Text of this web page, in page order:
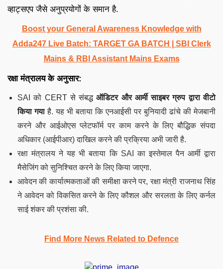
व्हाट्सएप जैसे अनुप्रयोगों के समान है.
Boost your General Awareness Knowledge with
Adda247 Live Batch: TARGET GA BATCH | SBI Clerk
Mains & RBI Assistant Mains Exams
रक्षा मंत्रालय के अनुसार:
SAI को CERT से संबद्धऑडिटर और आर्मी साइबर ग्रुप द्वारा वीटो
किया गया है. यह भी बताया कि एनआईसी पर बुनियादी ढांचे की मेजबानी
करने और आईओएस प्लेटफॉर्म पर काम करने के लिए बौद्धिक संपदा
अधिकार (आईपीआर) दाखिल करने की प्रक्रिया अभी जारी है.
रक्षा मंत्रालय ने यह भी बताया कि SAI का इस्तेमाल पैन आर्मी द्वारा
मैसेजिंग को सुनिश्चित करने के लिए किया जाएगा.
आवेदन की कार्यात्मकताओं की समीक्षा करने पर, रक्षा मंत्री राजनाथ सिंह
ने आवेदन को विकसित करने के लिए कौशल और सरलता के लिए कर्नल
साई शंकर की प्रशंसा की.
Find More News Related to Defence